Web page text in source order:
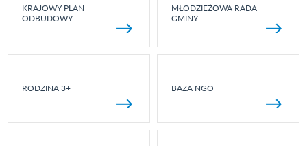
KRAJOWY PLAN
ODBUDOWY
MŁODZIEŻOWA RADA
GMINY
RODZINA 3+ BAZA NGO